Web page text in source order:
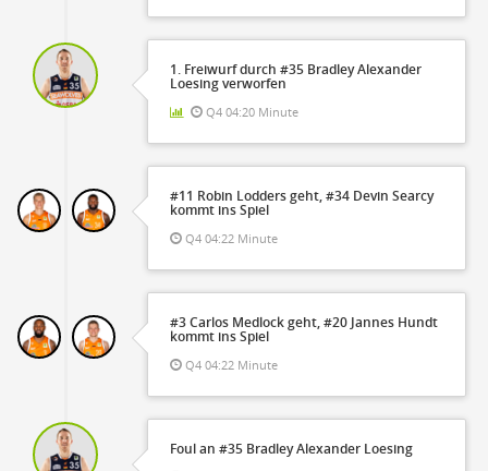
1. Freiwurf durch #35 Bradley Alexander
Loesing verworfen
Q4 04:20 Minute
#11 Robin Lodders geht, #34 Devin Searcy
kommt ins Spiel
Q4 04:22 Minute
#3 Carlos Medlock geht, #20 Jannes Hundt
kommt ins Spiel
Q4 04:22 Minute
Foul an #35 Bradley Alexander Loesing